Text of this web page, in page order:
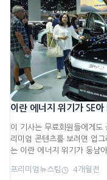
이란 에너지 위기가 SE
이 기사는 무료회원들에게도
리미엄 콘텐츠를 보려면 업
는 이란 에너지 위기가 동남
프리미엄뉴스팀 4개월전